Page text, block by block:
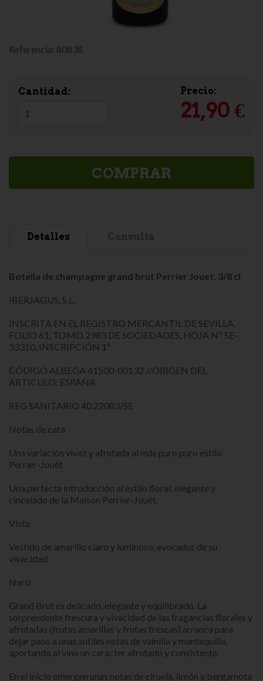
Referencia: 80838
Cantidad: Precio:
21,90 €
COMPRAR
Detalles
Botella de champagne grand brut Perrier Jouet. 3/8 cl
IBERJAGUS, S.L.
INSCRITA EN EL REGISTRO MERCANTIL DE SEVILLA,
FOLIO 61, TOMO 2983 DE SOCIEDADES, HOJA Nº SE-
33310, INSCRIPCIÓN 1ª
CÓDIGO ALBEGA 41500-00132 //ORIGEN DEL
ARTICULO: ESPAÑA
REG SANITARIO 40.22083/SE
Notas de cata
Una variación vivaz y afrutada al más puro puro estilo
Perrier-Jouët
Una perfecta introducción al estilo floral, elegante y
cincelado de la Maison Perrier-Jouët.
Vista
Vestido de amarillo claro y luminoso, evocador de su
vivacidad.
Nariz
Grand Brut es delicado, elegante y equilibrado. La
sorprendente frescura y vivacidad de las fragancias florales y
afrutadas (frutas amarillas y frutas frescas) arranca para
dejar paso a unas sutiles notas de vainilla y mantequilla,
aportando al vino un carácter afrutado y consistente.
En el inicio emergen unas notas de ciruela, limón y bergamota